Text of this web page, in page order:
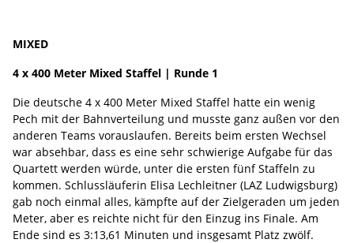
MIXED
4 x 400 Meter Mixed Staffel | Runde 1
Die deutsche 4 x 400 Meter Mixed Staffel hatte ein wenig
Pech mit der Bahnverteilung und musste ganz außen vor den
anderen Teams vorauslaufen. Bereits beim ersten Wechsel
war absehbar, dass es eine sehr schwierige Aufgabe für das
Quartett werden würde, unter die ersten fünf Staffeln zu
kommen. Schlussläuferin Elisa Lechleitner (LAZ Ludwigsburg)
gab noch einmal alles, kämpfte auf der Zielgeraden um jeden
Meter, aber es reichte nicht für den Einzug ins Finale. Am
Ende sind es 3:13,61 Minuten und insgesamt Platz zwölf.